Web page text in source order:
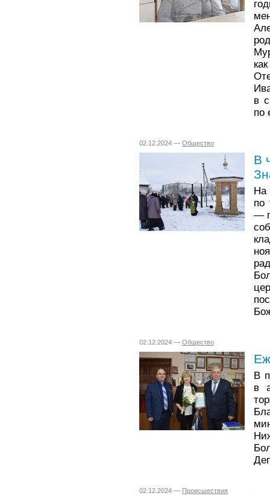
в
по
02.12.2024 — Общество
В
На
по
—
02.12.2024 — Общество
В
в
02.12.2024 — Происшествия